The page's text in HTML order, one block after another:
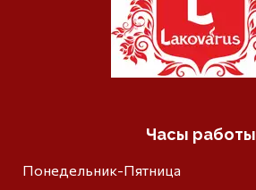
Часы работы
Понедельник-Пятница